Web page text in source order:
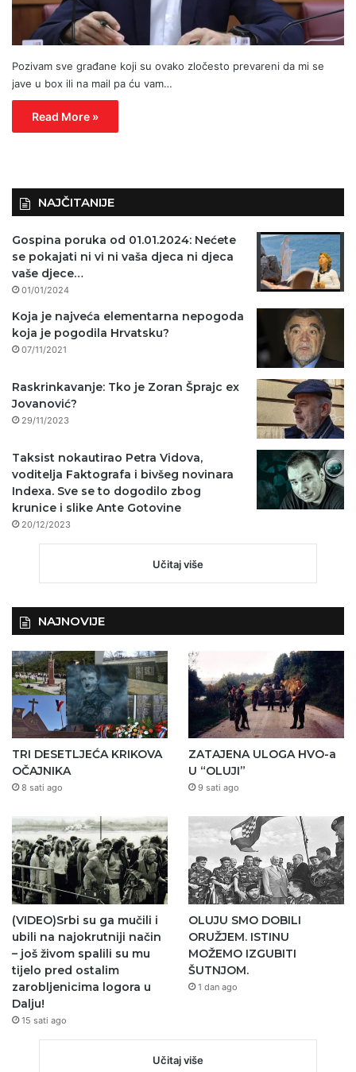
Pozivam sve građane koji su ovako zločesto prevareni da mi se
jave u box ili na mail pa ću vam…
Read More »
NAJČITANIJE
Gospina poruka od 01.01.2024: Nećete
se pokajati ni vi ni vaša djeca ni djeca
vaše djece…
01/01/2024
Koja je najveća elementarna nepogoda
koja je pogodila Hrvatsku?
07/11/2021
Raskrinkavanje: Tko je Zoran Šprajc ex
Jovanović?
29/11/2023
Taksist nokautirao Petra Vidova,
voditelja Faktografa i bivšeg novinara
Indexa. Sve se to dogodilo zbog
krunice i slike Ante Gotovine
20/12/2023
Učitaj više
NAJNOVIJE
TRI DESETLJEĆA KRIKOVA
OČAJNIKA
8 sati ago
ZATAJENA ULOGA HVO-a
U “OLUJI”
9 sati ago
(VIDEO)Srbi su ga mučili i
ubili na najokrutniji način
– još živom spalili su mu
tijelo pred ostalim
zarobljenicima logora u
Dalju!
15 sati ago
OLUJU SMO DOBILI
ORUŽJEM. ISTINU
MOŽEMO IZGUBITI
ŠUTNJOM.
1 dan ago
Učitaj više